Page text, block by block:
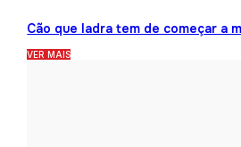
Cão que ladra tem de começar a
VER MAIS